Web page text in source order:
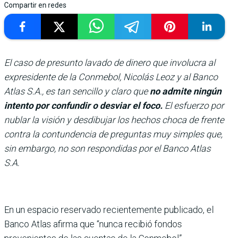
Compartir en redes
El caso de presunto lavado de dinero que involucra al
expresidente de la Conmebol, Nicolás Leoz y al Banco
Atlas S.A., es tan sencillo y claro queno admite ningún
intento por confundir o desviar el foco. El esfuerzo por
nublar la visión y desdibujar los hechos choca de frente
contra la contundencia de preguntas muy simples que,
sin embargo, no son respondidas por el Banco Atlas
S.A.
En un espacio reservado recientemente publicado, el
Banco Atlas afirma que “nunca recibió fondos